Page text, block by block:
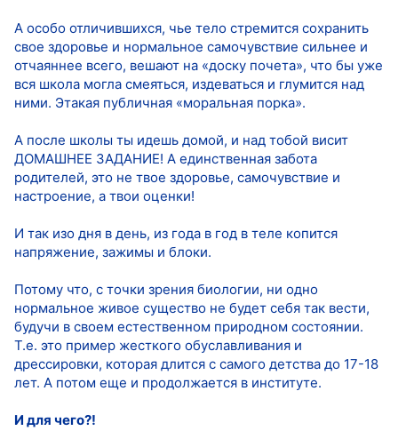
А особо отличившихся, чье тело стремится сохранить
свое здоровье и нормальное самочувствие сильнее и
отчаяннее всего, вешают на «доску почета», что бы уже
вся школа могла смеяться, издеваться и глумится над
ними. Этакая публичная «моральная порка».
А после школы ты идешь домой, и над тобой висит
ДОМАШНЕЕ ЗАДАНИЕ! А единственная забота
родителей, это не твое здоровье, самочувствие и
настроение, а твои оценки!
И так изо дня в день, из года в год в теле копится
напряжение, зажимы и блоки.
Потому что, с точки зрения биологии, ни одно
нормальное живое существо не будет себя так вести,
будучи в своем естественном природном состоянии.
Т.е. это пример жесткого обуславливания и
дрессировки, которая длится с самого детства до 17-18
лет. А потом еще и продолжается в институте.
И для чего?!